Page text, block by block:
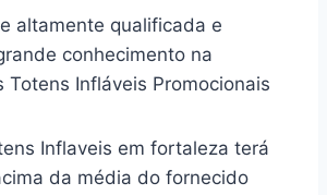
altamente qualificada e
conhecimento na
Totens Infláveis Promocionais
Inflaveis em fortaleza terá
da média do fornecido